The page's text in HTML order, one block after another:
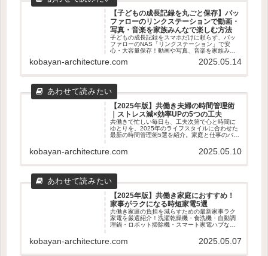
【子どもの成長記録を丸ごと保存】バッ
ファローのリンクステーションで動画・
写真・音楽を家族みんなで楽しむ方法
子どもの成長記録をスマホだけに頼らず、バッ
ファローのNAS「リンクステーション」で安
心・大容量保存！動画や写真、音楽を家族みん
トをわかりやすく解説します。
kobayan-architecture.com 2025.05.14
【2025年版】共働き夫婦の時間管理術
｜ストレス減×効率UPの5つの工夫
共働きで忙しい毎日も、工夫次第で心と時間に
ゆとりを。2025年のライフスタイルに合わせた
最新の時間管理術5選を紹介。家庭と仕事のバラ
kobayan-architecture.com 2025.05.10
【2025年版】共働き家庭におすすめ！
家事がラクになる時短家電5選
共働き家庭の負担を減らすための最新家事ラク
家電を厳選紹介！洗濯乾燥機・食洗機・自動調
理鍋・ロボット掃除機・スマート家電ハブな
kobayan-architecture.com 2025.05.07